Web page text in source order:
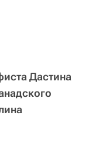
Дастина